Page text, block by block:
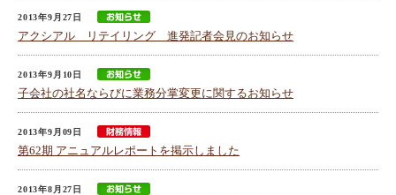
2013年9月27日
アクシアル リテイリング 進発記者会見のお知らせ
2013年9月10日
子会社の社名ならびに業務分掌変更に関するお知らせ
2013年9月09日
第62期 アニュアルレポートを掲示しました
2013年8月27日